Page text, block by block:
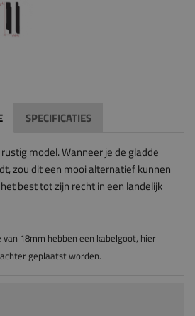
SPECIFICATIES
model. Wanneer je de gladde
zou dit een mooi alternatief kunnen
best tot zijn recht in een landelijk
18mm hebben een kabelgoot, hier
geplaatst worden.